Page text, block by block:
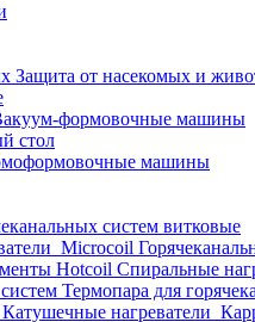
Защита от насекомых и
формовочные машины
стол
машины
систем витковые
Спиральные
Термопара для
Катушечные